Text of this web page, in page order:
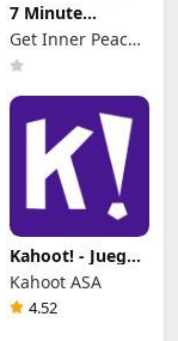
7 Minute
Workout: Quick
Fit
Get Inner Peace
LTD.
Kahoot! - Juega
y crea quizzes
Kahoot ASA
4.52